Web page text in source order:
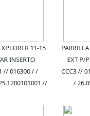
11-15
INSERTO
// 016300 / /
//
EXT P/
CCC3 //
/